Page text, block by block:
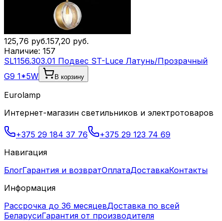
125,76 руб.157,20 руб.
Наличие: 157
SL1156.303.01 Подвес ST-Luce Латунь/Прозрачный
G9 1*5W
В корзину
Eurolamp
Интернет-магазин светильников и электротоваров
+375 29 184 37 76
+375 29 123 74 69
Навигация
БлогГарантия и возвратОплатаДоставкаКонтакты
Информация
Рассрочка до 36 месяцевДоставка по всей
БеларусиГарантия от производителя